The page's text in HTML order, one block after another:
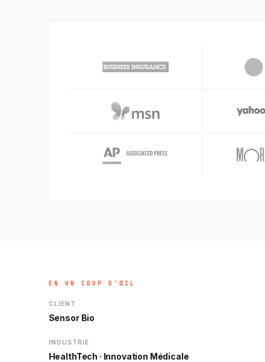
EN UN COUP D'ŒIL
CLIENT
Sensor Bio
INDUSTRIE
HealthTech · Innovation Médicale